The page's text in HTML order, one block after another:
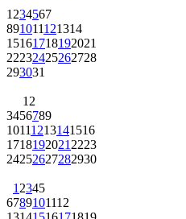
1 234567
891011121314
15161718192021
22232425262728
293031
1 2
3456789
10111213141516
1718192021 2223
24252627282930
1 2345
6789101112